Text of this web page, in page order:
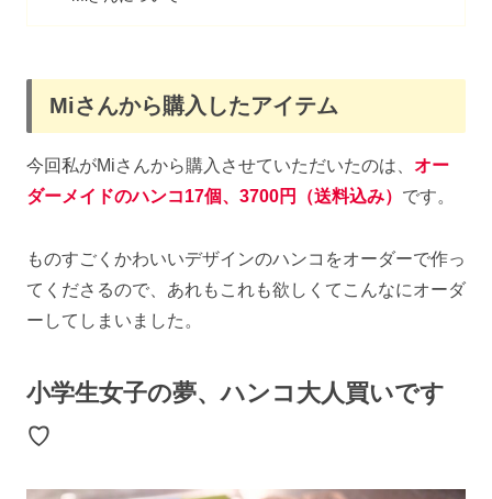
Miさんから購入したアイテム
今回私がMiさんから購入させていただいたのは、 オー
ダーメイドのハンコ17個、3700円
（送料込み） です。
ものすごくかわいいデザインのハンコをオーダーで作っ
てくださるので、あれもこれも欲しくてこんなにオーダ
ーしてしまいました。
小学生女子の夢、ハンコ大人買いです
♡